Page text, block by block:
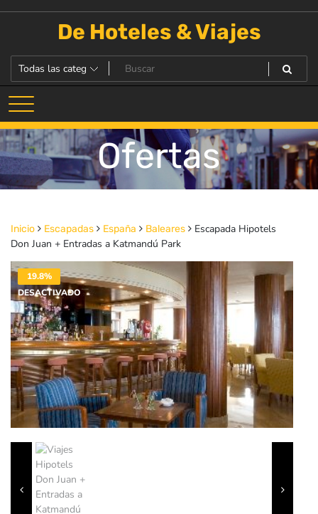
De Hoteles & Viajes
Ofertas
Inicio Escapadas España Baleares
Escapada Hipotels
Don Juan + Entradas a Katmandú Park
19.8%
DESACTIVADO